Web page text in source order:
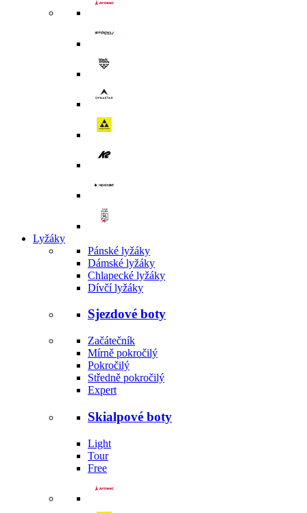
Lyžáky
Pánské lyžáky
Dámské lyžáky
Chlapecké lyžáky
Dívčí lyžáky
Sjezdové boty
Začátečník
Mírně pokročilý
Pokročilý
Středně pokročilý
Expert
Skialpové boty
Light
Tour
Free